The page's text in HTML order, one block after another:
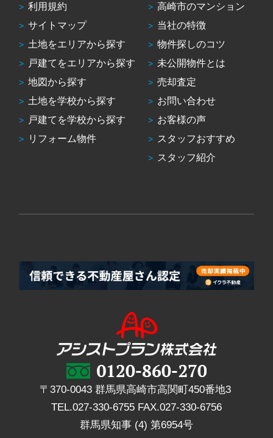
利用規約
サイトマップ
土地をエリアから探す
戸建てをエリアから探す
地図から探す
土地を学校から探す
戸建てを学校から探す
リフォーム物件
高崎市のマンション
当社の特徴
物件探しのコツ
未公開物件とは
売却査定
お問い合わせ
お客様の声
スタッフおすすめ
スタッフ紹介
〒370-0043 群馬県高崎市高関町450番地3
TEL.027-330-6755 FAX.027-330-6756
群馬県知事 (4) 第6954号